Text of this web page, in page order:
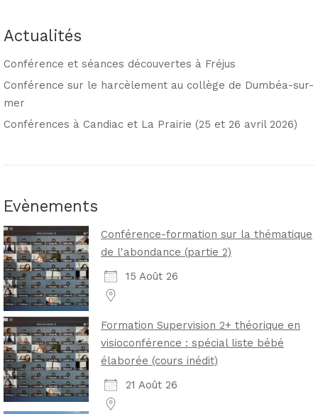
Actualités
Conférence et séances découvertes à Fréjus
Conférence sur le harcèlement au collège de Dumbéa-sur-
mer
Conférences à Candiac et La Prairie (25 et 26 avril 2026)
Evènements
Conférence-formation sur la thématique
de l'abondance (partie 2)
15 Août 26
Formation Supervision 2+ théorique en
visioconférence : spécial liste bébé
élaborée (cours inédit)
21 Août 26